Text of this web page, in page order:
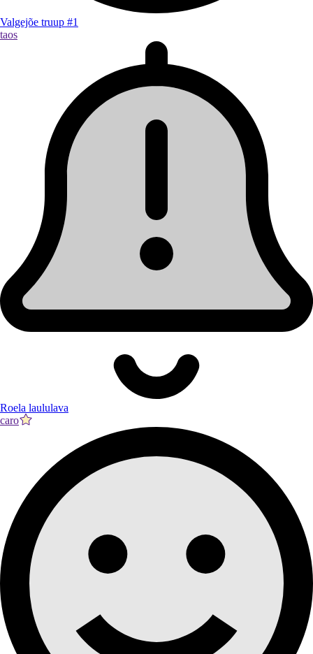
Valgejõe truup #1
taos
Roela laululava
caro